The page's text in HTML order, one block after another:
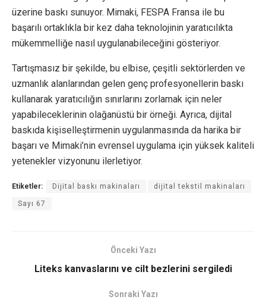
üzerine baskı sunuyor. Mimaki, FESPA Fransa ile bu
başarılı ortaklıkla bir kez daha teknolojinin yaratıcılıkta
mükemmelliğe nasıl uygulanabileceğini gösteriyor.
Tartışmasız bir şekilde, bu elbise, çeşitli sektörlerden ve
uzmanlık alanlarından gelen genç profesyonellerin baskı
kullanarak yaratıcılığın sınırlarını zorlamak için neler
yapabileceklerinin olağanüstü bir örneği. Ayrıca, dijital
baskıda kişiselleştirmenin uygulanmasında da harika bir
başarı ve Mimaki’nin evrensel uygulama için yüksek kaliteli
yetenekler vizyonunu ilerletiyor.
Etiketler: Dijital baskı makinaları dijital tekstil makinaları
Sayı 67
Önceki Yazı
Liteks kanvaslarını ve cilt bezlerini sergiledi
Sonraki Yazı